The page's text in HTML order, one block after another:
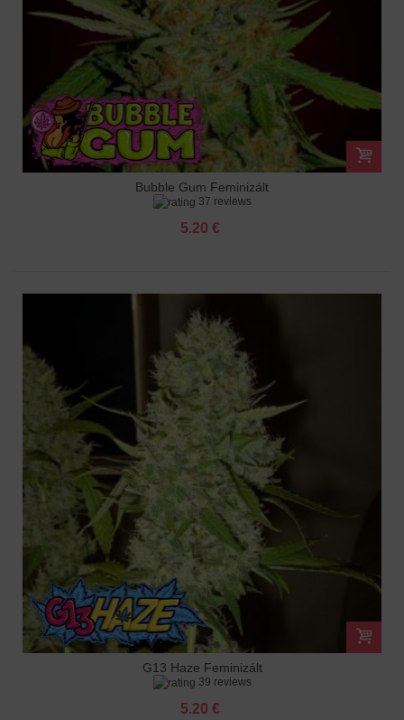
Bubble Gum Feminizált
37 reviews
5.20 €
G13 Haze Feminizált
39 reviews
5.20 €